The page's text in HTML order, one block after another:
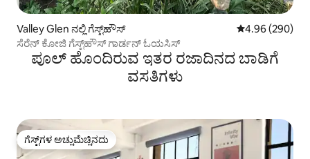
Valley Glen ನಲ್ಲಿ ಗೆಸ್ಟ್‌ಹೌಸ್ 5 ರಲ್ಲಿ 4.96
4.96 (290)
ಸೆರೆನ್ ಕೋಜಿ ಗೆಸ್ಟ್‌ಹೌಸ್ ಗಾರ್ಡನ್ ಓಯಸಿಸ್
ಪೂಲ್‌ ಹೊಂದಿರುವ ಇತರ ರಜಾದಿನದ ಬಾಡಿಗೆ
ವಸತಿಗಳು
ಗೆಸ್ಟ್‌ಗಳ ಅಚ್ಚುಮೆಚ್ಚಿನದು
ಗೆಸ್ಟ್‌ಗಳ ಅಚ್ಚುಮೆಚ್ಚಿನದು